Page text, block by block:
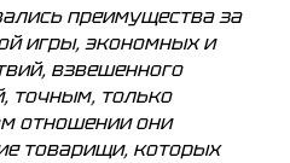
преимущества за
игры, экономных и
взвешенного
точным, только
отношении они
товарищи, которых